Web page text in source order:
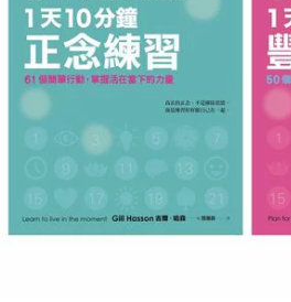
女裝 男裝
日本購物